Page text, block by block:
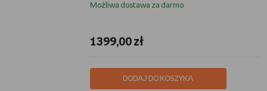
Możliwa dostawa za darmo
1399,00 zł
DODAJ DO KOSZYKA